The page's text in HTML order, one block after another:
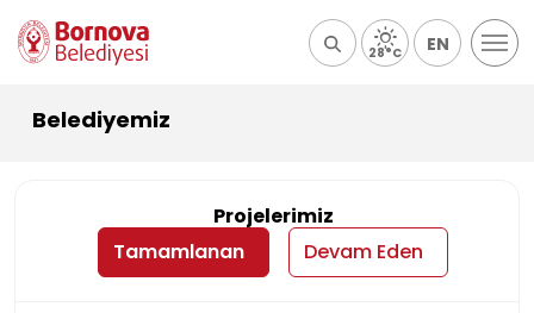
28°C EN
Belediyemiz
Projelerimiz
Tamamlanan
Devam Eden